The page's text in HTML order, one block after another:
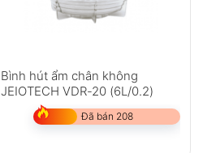
Bình hút ẩm chân không
JEIOTECH VDR-20 (6L/0.2)
Đã bán 208